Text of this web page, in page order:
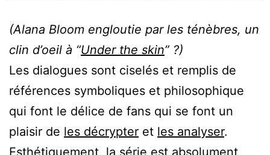
(Alana Bloom engloutie par les ténèbres, un
clin d’oeil à “Under the skin” ?)
Les dialogues sont ciselés et remplis de
références symboliques et philosophique
qui font le délice de fans qui se font un
plaisir de les décrypter et les analyser.
Esthétiquement, la série est absolument